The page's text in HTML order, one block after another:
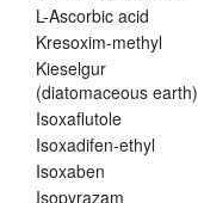
L-Ascorbic acid
Kresoxim-methyl
Kieselgur
(diatomaceous earth)
Isoxaflutole
Isoxadifen-ethyl
Isoxaben
Isopyrazam